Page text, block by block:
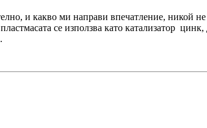
и какво ми направи впечатление, никой не
се използва като катализатор